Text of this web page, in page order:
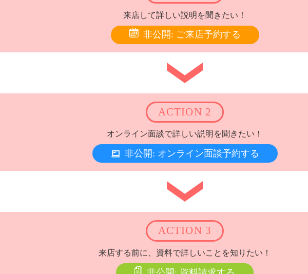
来店して詳しい説明を聞きたい！
非公開: ご来店予約する
ACTION 2
オンライン面談で詳しい説明を聞きたい！
非公開: オンライン面談予約する
ACTION 3
来店する前に、資料で詳しいことを知りたい！